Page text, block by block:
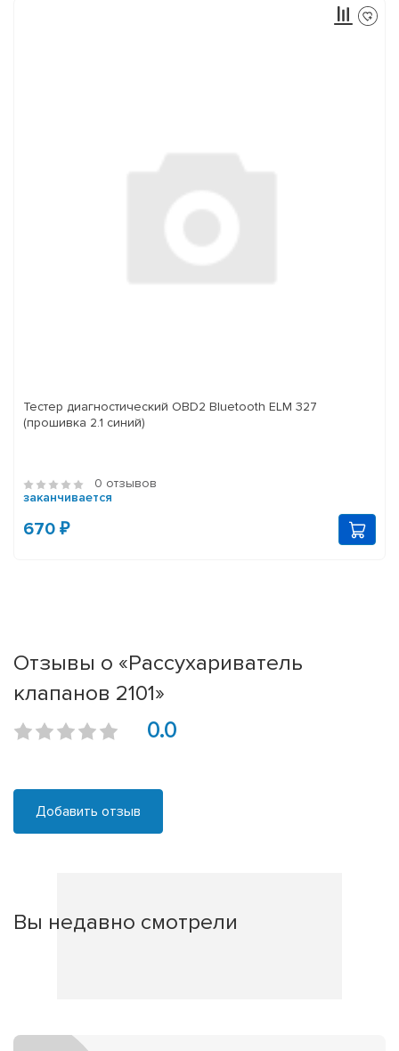
Тестер диагностический OBD2 Bluetooth ELM 327
(прошивка 2.1 синий)
0 отзывов
заканчивается
670 ₽
Отзывы о «Рассухариватель
клапанов 2101»
0.0
Добавить отзыв
Вы недавно смотрели